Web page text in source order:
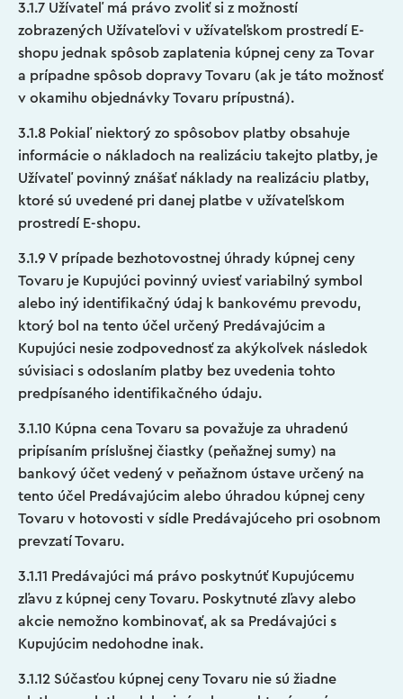
3.1.7 Užívateľ má právo zvoliť si z možností
zobrazených Užívateľovi v užívateľskom prostredí E-
shopu jednak spôsob zaplatenia kúpnej ceny za Tovar
a prípadne spôsob dopravy Tovaru (ak je táto možnosť
v okamihu objednávky Tovaru prípustná).
3.1.8 Pokiaľ niektorý zo spôsobov platby obsahuje
informácie o nákladoch na realizáciu takejto platby, je
Užívateľ povinný znášať náklady na realizáciu platby,
ktoré sú uvedené pri danej platbe v užívateľskom
prostredí E-shopu.
3.1.9 V prípade bezhotovostnej úhrady kúpnej ceny
Tovaru je Kupujúci povinný uviesť variabilný symbol
alebo iný identifikačný údaj k bankovému prevodu,
ktorý bol na tento účel určený Predávajúcim a
Kupujúci nesie zodpovednosť za akýkoľvek následok
súvisiaci s odoslaním platby bez uvedenia tohto
predpísaného identifikačného údaju.
3.1.10 Kúpna cena Tovaru sa považuje za uhradenú
pripísaním príslušnej čiastky (peňažnej sumy) na
bankový účet vedený v peňažnom ústave určený na
tento účel Predávajúcim alebo úhradou kúpnej ceny
Tovaru v hotovosti v sídle Predávajúceho pri osobnom
prevzatí Tovaru.
3.1.11 Predávajúci má právo poskytnúť Kupujúcemu
zľavu z kúpnej ceny Tovaru. Poskytnuté zľavy alebo
akcie nemožno kombinovať, ak sa Predávajúci s
Kupujúcim nedohodne inak.
3.1.12 Súčasťou kúpnej ceny Tovaru nie sú žiadne